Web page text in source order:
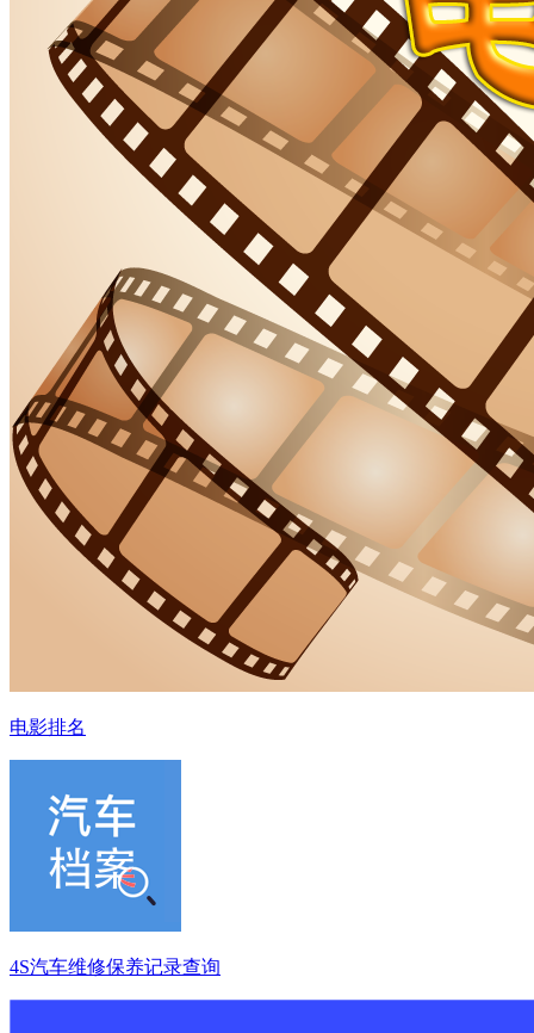
电影排名
4S汽车维修保养记录查询